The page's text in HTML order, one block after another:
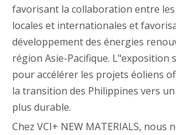
favorisant la collaboration entre
locales et internationales et
développement des énergies
région Asie-Pacifique. L"exposition
pour accélérer les projets éoliens
la transition des Philippines vers
plus durable.
Chez VCI+ NEW MATERIALS, nous